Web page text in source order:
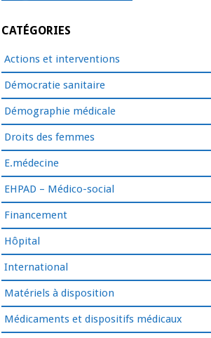
CATÉGORIES
Actions et interventions
Démocratie sanitaire
Démographie médicale
Droits des femmes
E.médecine
EHPAD – Médico-social
Financement
Hôpital
International
Matériels à disposition
Médicaments et dispositifs médicaux